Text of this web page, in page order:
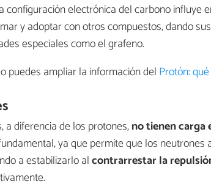
configuración electrónica del carbono influye
y adoptar con otros compuestos, dando
especiales como el grafeno.
puedes ampliar la información del Protón:
a diferencia de los protones,no tienen carga
ya que permite que los neutrones
a estabilizarlo alcontrarrestar la